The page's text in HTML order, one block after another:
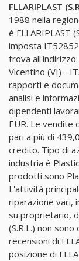
FLLARIPLAST
1988 nella
è FLLARIPLAST
imposta
trova
Vicentino (VI) -
rapporti e
analisi e
dipendenti
EUR. Le vendite
pari a più di
credito. Tipo di
industria è
prodotti sono
L'attività
riparazione vari,
su proprietario,
(S.R.L.) non
recensioni di
posizione di